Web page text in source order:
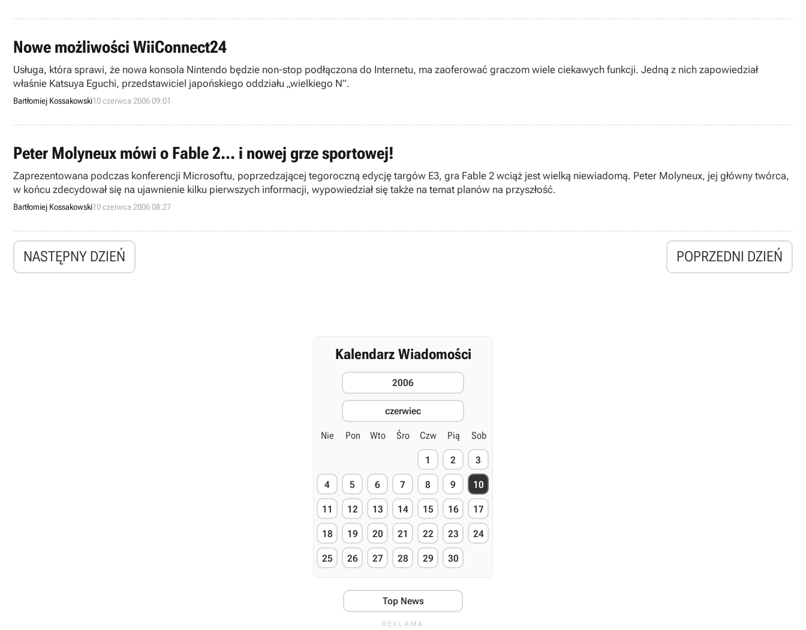
Nowe możliwości WiiConnect24
Usługa, która sprawi, że nowa konsola Nintendo będzie non-stop podłączona do Internetu, ma zaoferować graczom wiele ciekawych funkcji. Jedną z nich zapowiedział
właśnie Katsuya Eguchi, przedstawiciel japońskiego oddziału „wielkiego N”.
Bartłomiej Kossakowski10 czerwca 2006 09:01
Peter Molyneux mówi o Fable 2... i nowej grze sportowej!
Zaprezentowana podczas konferencji Microsoftu, poprzedzającej tegoroczną edycję targów E3, gra Fable 2 wciąż jest wielką niewiadomą. Peter Molyneux, jej główny twórca,
w końcu zdecydował się na ujawnienie kilku pierwszych informacji, wypowiedział się także na temat planów na przyszłość.
Bartłomiej Kossakowski10 czerwca 2006 08:27
NASTĘPNY DZIEŃ POPRZEDNI DZIEŃ
Kalendarz Wiadomości
2006
czerwiec
Nie Pon Wto Śro Czw Pią Sob
1 2 3
4 5 6 7 8 9 10
11 12 13 14 15 16 17
18 19 20 21 22 23 24
25 26 27 28 29 30
Top News